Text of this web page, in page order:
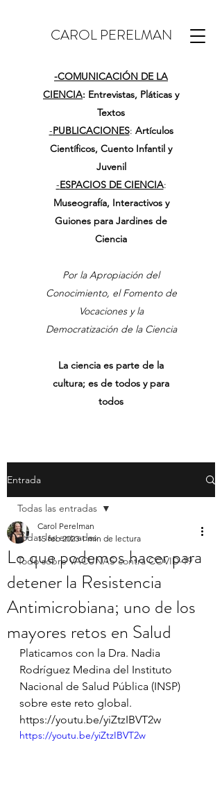
CAROL PERELMAN
-COMUNICACIÓN DE LA
CIENCIA: Entrevistas, Pláticas y
Textos
-PUBLICACIONES: Artículos
Científicos, Cuento Infantil y
Juvenil
-ESPACIOS DE CIENCIA:
Museografía, Interactivos y
Guiones para Jardines de
Ciencia
Por la Apropiación del
Conocimiento, el Fomento de
Vocaciones y la
Democratización de la Ciencia
La ciencia es parte de la
cultura; es de todos y para
todos
Entrada
Todas las entradas
Todo sobre VACUNAS contra COVID-19
Todas las entradas
Lo que podemos hacer para
detener la Resistencia
Antimicrobiana; uno de los
mayores retos en Salud
Carol Perelman
15 feb 2023 1 min de lectura
Platicamos con la Dra. Nadia
Rodríguez Medina del Instituto
Nacional de Salud Pública (INSP)
sobre este reto global.
https://youtu.be/yiZtzIBVT2w
https://youtu.be/yiZtzIBVT2w